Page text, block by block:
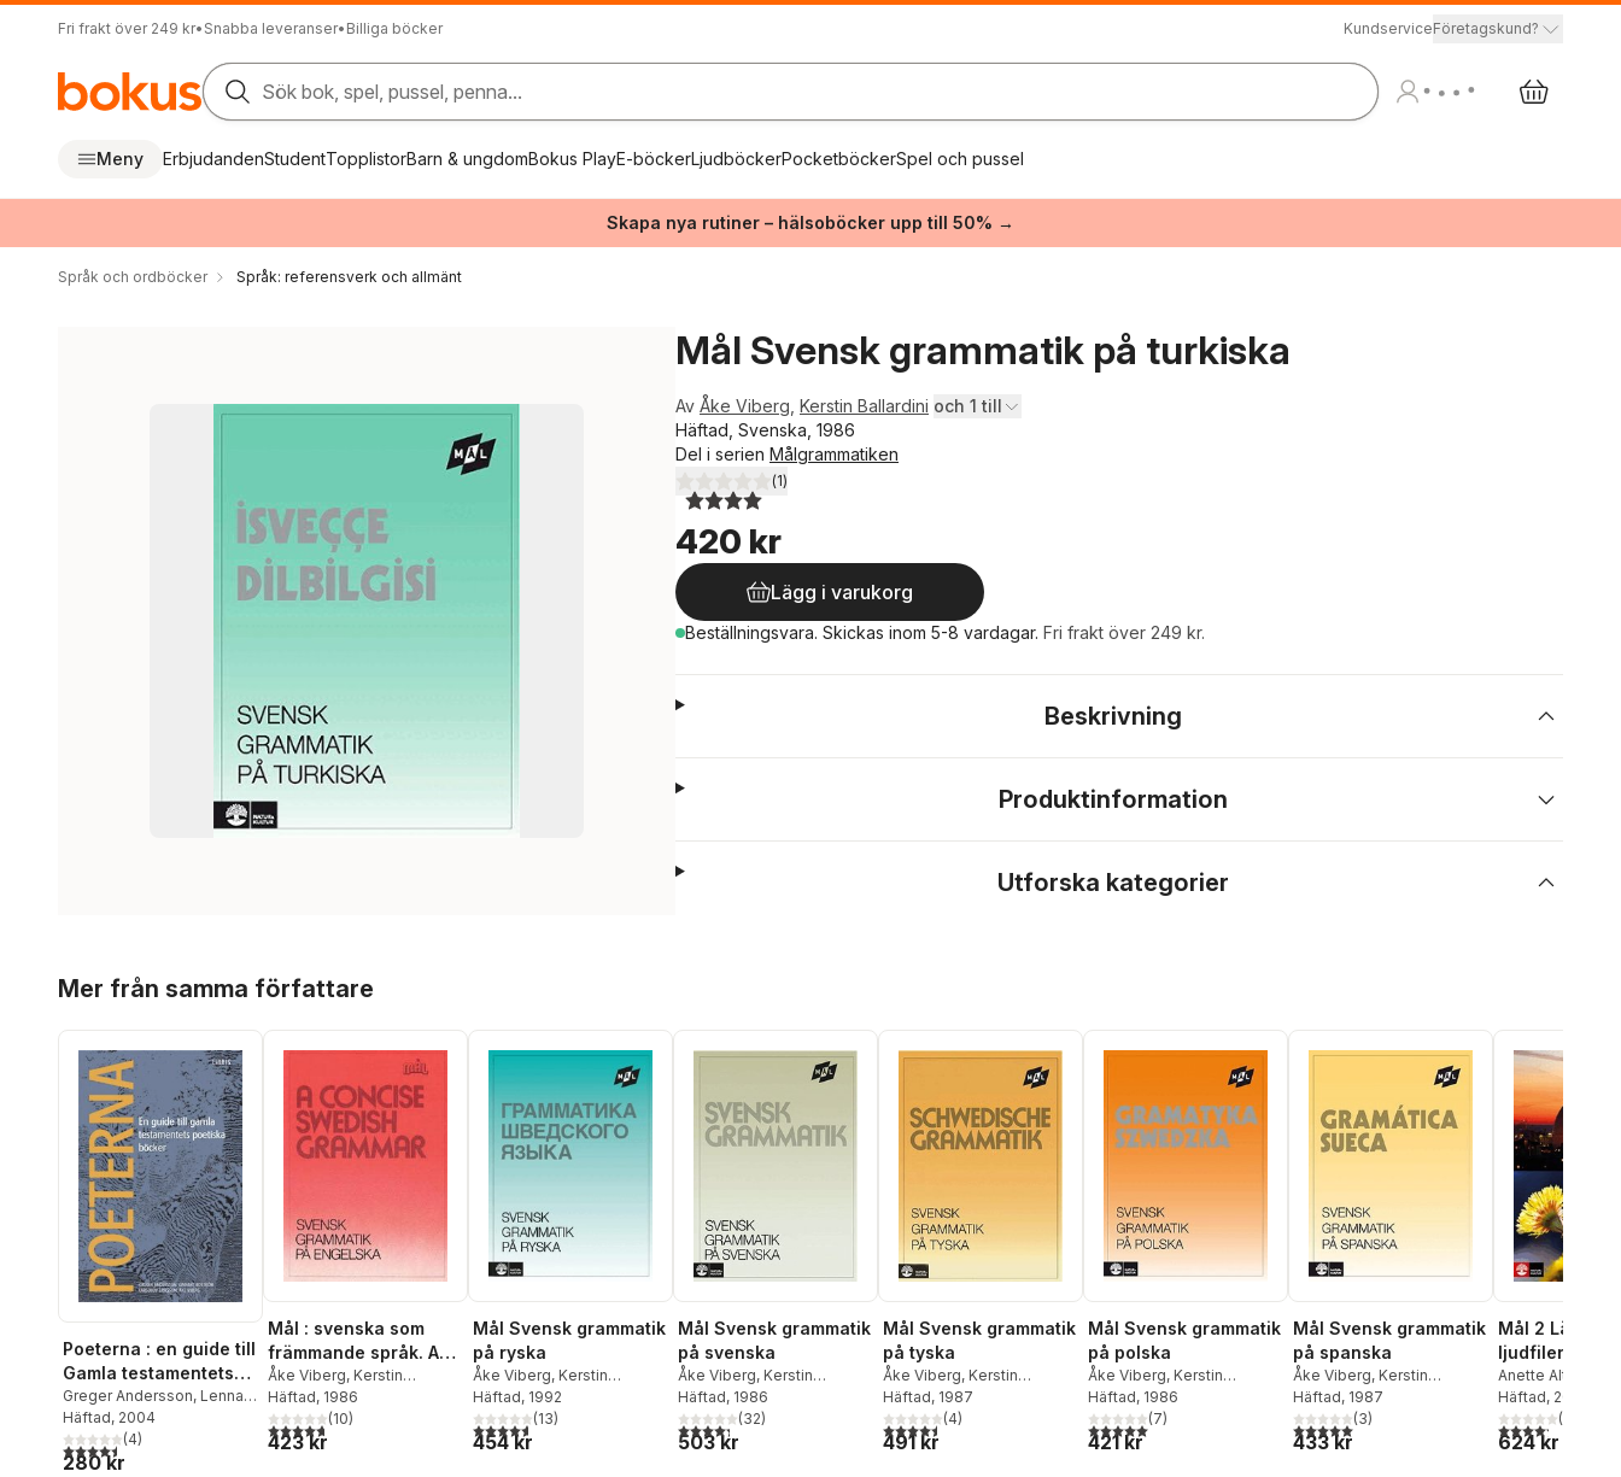
Fri frakt över 249 kr• Snabba leveranser• Billiga böcker KundserviceFöretagskund?
Sök bok, spel, pussel, penna...
Meny ErbjudandenStudentTopplistorBarn & ungdomBokus PlayE-böckerLjudböckerPocketböckerSpel och pussel
Skapa nya rutiner – hälsoböcker upp till 50% →
Språk och ordböcker Språk: referensverk och allmänt
Mål Svensk grammatik på turkiska
Av Åke Viberg Kerstin Ballardini och 1 till
Häftad, Svenska, 1986
Del i serien Målgrammatiken
4,0utav 5 stjärnor. Totalt antal röster:
(1)
420 kr
Lägg i varukorg
Beställningsvara. Skickas inom 5-8 vardagar. Fri frakt över 249 kr.
Beskrivning
Produktinformation
Utforska kategorier
Mer från samma författare
Poeterna : en guide till
Gamla testamentets
poetiska böcker
Greger Andersson, Lennart
Boström,LarsOlov
Eriksson,Åke Viberg
Häftad, 2004
4,5utav 5 stjärnor. Totalt antal röster:
(4)
280 kr
Mål : svenska som
främmande språk. A
concise Swedish
grammar = Svensk
grammatik på
engelska
Åke Viberg, Kerstin
Ballardini,Sune Stjärnlöf
Häftad, 1986
4,7utav 5 stjärnor. Totalt antal röster:
(10)
423 kr
Mål Svensk grammatik
på ryska
Åke Viberg, Kerstin
Ballardini,Sune Stjärnlöf
Häftad, 1992
4,6utav 5 stjärnor. Totalt antal röster:
(13)
454 kr
Mål Svensk grammatik
på svenska
Åke Viberg, Kerstin
Ballardini,Sune Stjärnlöf
Häftad, 1986
4,3utav 5 stjärnor. Totalt antal röster:
(32)
503 kr
Mål Svensk grammatik
på tyska
Åke Viberg, Kerstin
Ballardini,Sune Stjärnlöf
Häftad, 1987
4,5utav 5 stjärnor. Totalt antal röster:
(4)
491 kr
Mål Svensk grammatik
på polska
Åke Viberg, Kerstin
Ballardini,Sune Stjärnlöf
Häftad, 1986
5,0utav 5 stjärnor. Totalt antal röster:
(7)
421 kr
Mål Svensk grammatik
på spanska
Åke Viberg, Kerstin
Ballardini,Sune Stjärnlöf
Häftad, 1987
5,0utav 5 stjärnor. Totalt antal röster:
(3)
433 kr
Mål 2
ljudfiler,
upplagan
Anette Althén
Ballardini
Åke Viberg
Häftad, 2013
4,2utav 5(
624 kr